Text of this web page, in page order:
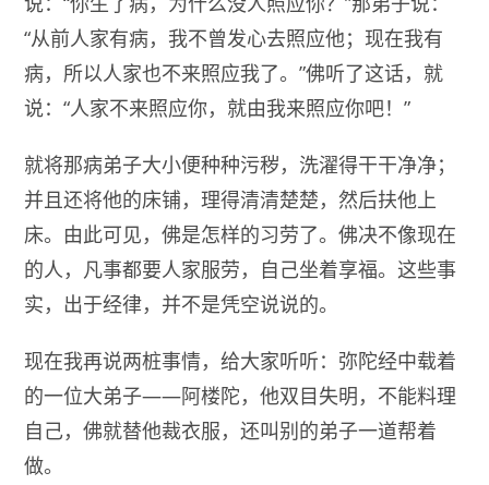
“从前人家有病，我不曾发心去照应他；现在我有
病，所以人家也不来照应我了。”佛听了这话，就
说：“人家不来照应你，就由我来照应你吧！”
就将那病弟子大小便种种污秽，洗濯得干干净净；
并且还将他的床铺，理得清清楚楚，然后扶他上
床。由此可见，佛是怎样的习劳了。佛决不像现在
的人，凡事都要人家服劳，自己坐着享福。这些事
实，出于经律，并不是凭空说说的。
现在我再说两桩事情，给大家听听：弥陀经中载着
的一位大弟子——阿楼陀，他双目失明，不能料理
自己，佛就替他裁衣服，还叫别的弟子一道帮着
做。